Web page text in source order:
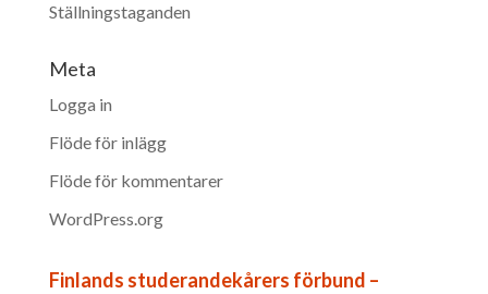
Ställningstaganden
Meta
Logga in
Flöde för inlägg
Flöde för kommentarer
WordPress.org
Finlands studerandekårers förbund –